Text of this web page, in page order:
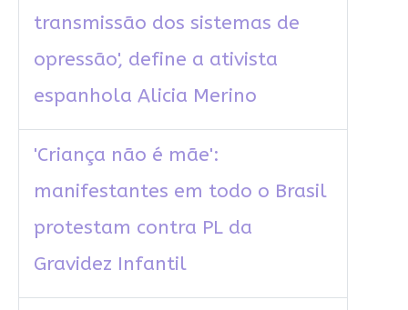
transmissão dos sistemas de
opressão', define a ativista
espanhola Alicia Merino
'Criança não é mãe':
manifestantes em todo o Brasil
protestam contra PL da
Gravidez Infantil